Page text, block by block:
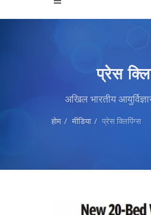
प्रेस
अखिल भारतीय
होम मीडिया प्रेस क्लिपिंग्स